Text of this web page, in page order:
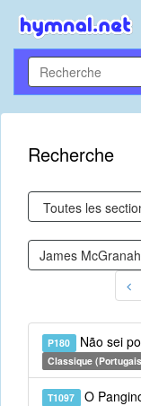
Recherche
P180 Não sei
Classique
T1097 O